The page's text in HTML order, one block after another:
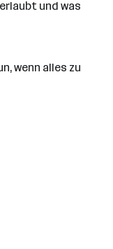
und was
wenn alles zu